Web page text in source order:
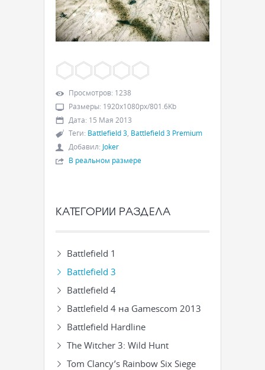
Просмотров: 1238
Размеры: 1920x1080px/801.6Kb
Дата: 15 Мая 2013
Теги: Battlefield 3, Battlefield 3 Premium
Добавил: Joker
В реальном размере
КАТЕГОРИИ РАЗДЕЛА
Battlefield 1
Battlefield 3
Battlefield 4
Battlefield 4 на Gamescom 2013
Battlefield Hardline
The Witcher 3: Wild Hunt
Tom Clancy’s Rainbow Six Siege